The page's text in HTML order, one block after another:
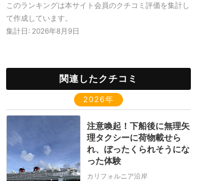
このランキングは本サイト会員のクチコミ評価を集計し
て作成しています。
集計日: 2026年8月9日
関連したクチコミ
2026年
注意喚起！下船後に無理矢
理タクシーに荷物載せら
れ、ぼったくられそうにな
った体験
カリフォルニア沿岸